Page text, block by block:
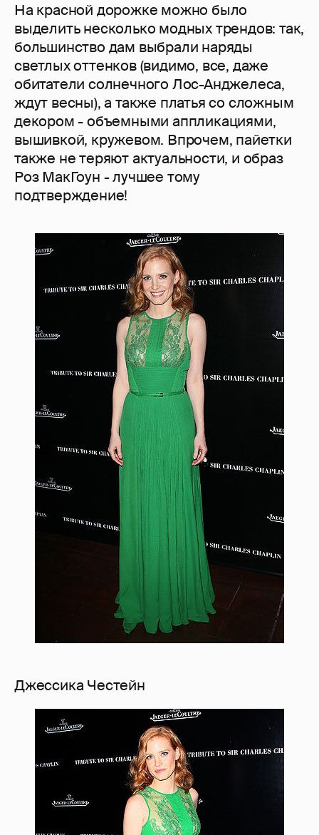
На красной дорожке можно было
выделить несколько модных трендов: так,
большинство дам выбрали наряды
светлых оттенков (видимо, все, даже
обитатели солнечного Лос-Анджелеса,
ждут весны), а также платья со сложным
декором - объемными аппликациями,
вышивкой, кружевом. Впрочем, пайетки
также не теряют актуальности, и образ
Роз МакГоун - лучшее тому
подтверждение!
Джессика Честейн